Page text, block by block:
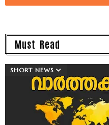
Must Read
SHORT NEWS